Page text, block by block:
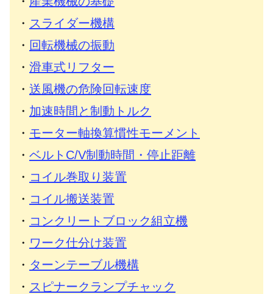
・ スライダー機構
・ 回転機械の振動
・ 滑車式リフター
・ 送風機の危険回転速度
・ 加速時間と制動トルク
・ モーター軸換算慣性モーメント
・ ベルトC/V制動時間・停止距離
・ コイル巻取り装置
・ コイル搬送装置
・ コンクリートブロック組立機
・ ワーク仕分け装置
・ ターンテーブル機構
・ スピナークランプチャック